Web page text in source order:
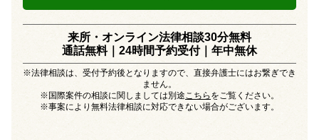
来所・オンライン法律相談30分無料
通話無料｜24時間予約受付｜年中無休
※法律相談は、受付予約後となりますので、直接弁護士にはお繋ぎでき
ません。
※国際案件の相談に関しましては別途こちら をご覧ください。
※事案により無料法律相談に対応できない場合がございます。